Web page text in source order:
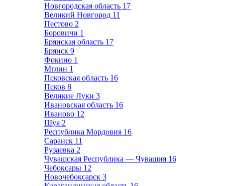
Новгородская область 17
Великий Новгород 11
Пестово 2
Боровичи 1
Брянская область 17
Брянск 9
Фокино 1
Мглин 1
Псковская область 16
Псков 8
Великие Луки 3
Ивановская область 16
Иваново 12
Шуя 2
Республика Мордовия 16
Саранск 11
Рузаевка 2
Чувашская Республика — Чувашия 16
Чебоксары 12
Новочебоксарск 3